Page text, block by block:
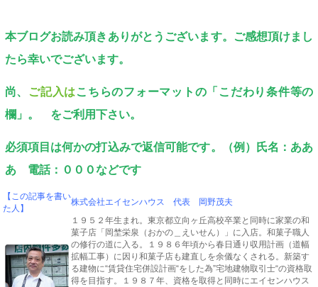
本ブログお読み頂きありがとうございます。ご感想頂けまし
たら幸いでございます。
尚、 ご記入は こちらのフォーマットの「こだわり条件等の
欄」。
をご利用下さい。
必須項目は何かの打込みで返信可能です。（例）氏名：ああ
あ 電話：０００などです
【この記事を書い
た人】
株式会社エイセンハウス 代表 岡野茂夫
１９５２年生まれ。東京都立向ヶ丘高校卒業と同時に家業の和
菓子店「岡埜栄泉（おかの＿えいせん）」に入店。和菓子職人
の修行の道に入る。１９８６年頃から春日通り収用計画（道幅
拡幅工事）に因り和菓子店も建直しを余儀なくされる。新築す
る建物に“賃貸住宅併設計画“をした為”宅地建物取引士“の資格取
得を目指す。１９８７年、資格を取得と同時にエイセンハウス